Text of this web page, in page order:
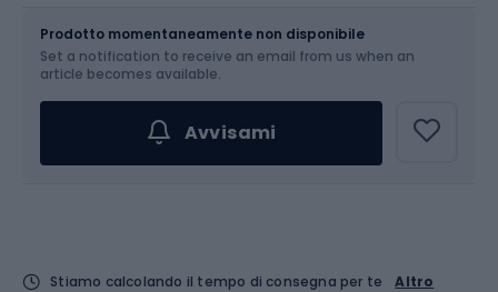
Prodotto momentaneamente non disponibile
Set a notification to receive an email from us when an
article becomes available.
Avvisami
Stiamo calcolando il tempo di consegna per te
Altro